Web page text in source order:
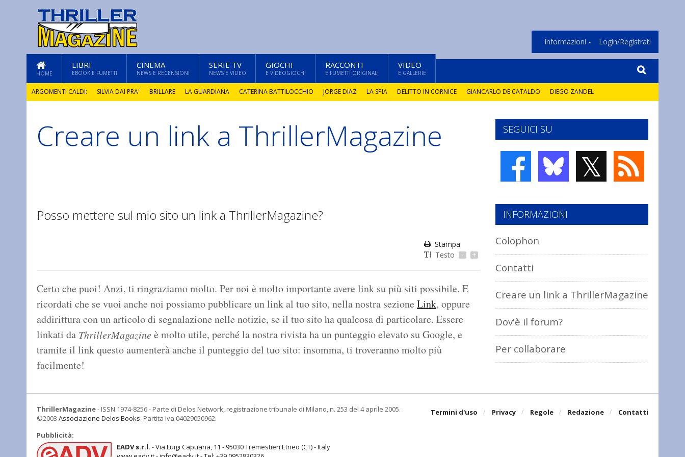
Informazioni Login/Registrati
HOME
LIBRI
EBOOK E FUMETTI
CINEMA
NEWS E RECENSIONI
SERIE TV
NEWS E VIDEO
GIOCHI
E VIDEOGIOCHI
RACCONTI
E FUMETTI ORIGINALI
VIDEO
E GALLERIE
ARGOMENTI CALDI: SILVIA DAI PRA' BRILLARE LA GUARDIANA CATERINA BATTILOCCHIO JORGE DIAZ LA SPIA DELITTO IN CORNICE GIANCARLO DE CATALDO DIEGO ZANDEL
GLI ANNI DI PIETRA
Creare un link a ThrillerMagazine
Posso mettere sul mio sito un link a ThrillerMagazine?
Stampa
Testo
- +
Certo che puoi! Anzi, ti ringraziamo molto. Per noi è molto importante avere link su più siti possibile. E
ricordati che se vuoi anche noi possiamo pubblicare un link al tuo sito, nella nostra sezione Link, oppure
addirittura con un articolo di segnalazione nelle notizie, se il tuo sito ha qualcosa di particolare. Essere
linkati da ThrillerMagazine è molto utile, perché la nostra rivista ha un punteggio elevato su Google, e
tramite il link questo aumenterà anche il punteggio del tuo sito: insomma, ti troveranno molto più
facilmente!
SEGUICI SU
𝕏
INFORMAZIONI
Colophon
Contatti
Creare un link a ThrillerMagazine
Dov'è il forum?
Per collaborare
Termini d'uso Privacy Regole Redazione Contatti
ThrillerMagazine- ISSN 1974-8256 - Parte di Delos Network, registrazione tribunale di Milano, n. 253 del 4 aprile 2005.
©2003 Associazione Delos Books. Partita Iva 04029050962.
Pubblicità:
EADV s.r.l. - Via Luigi Capuana, 11 - 95030 Tremestieri Etneo (CT) - Italy